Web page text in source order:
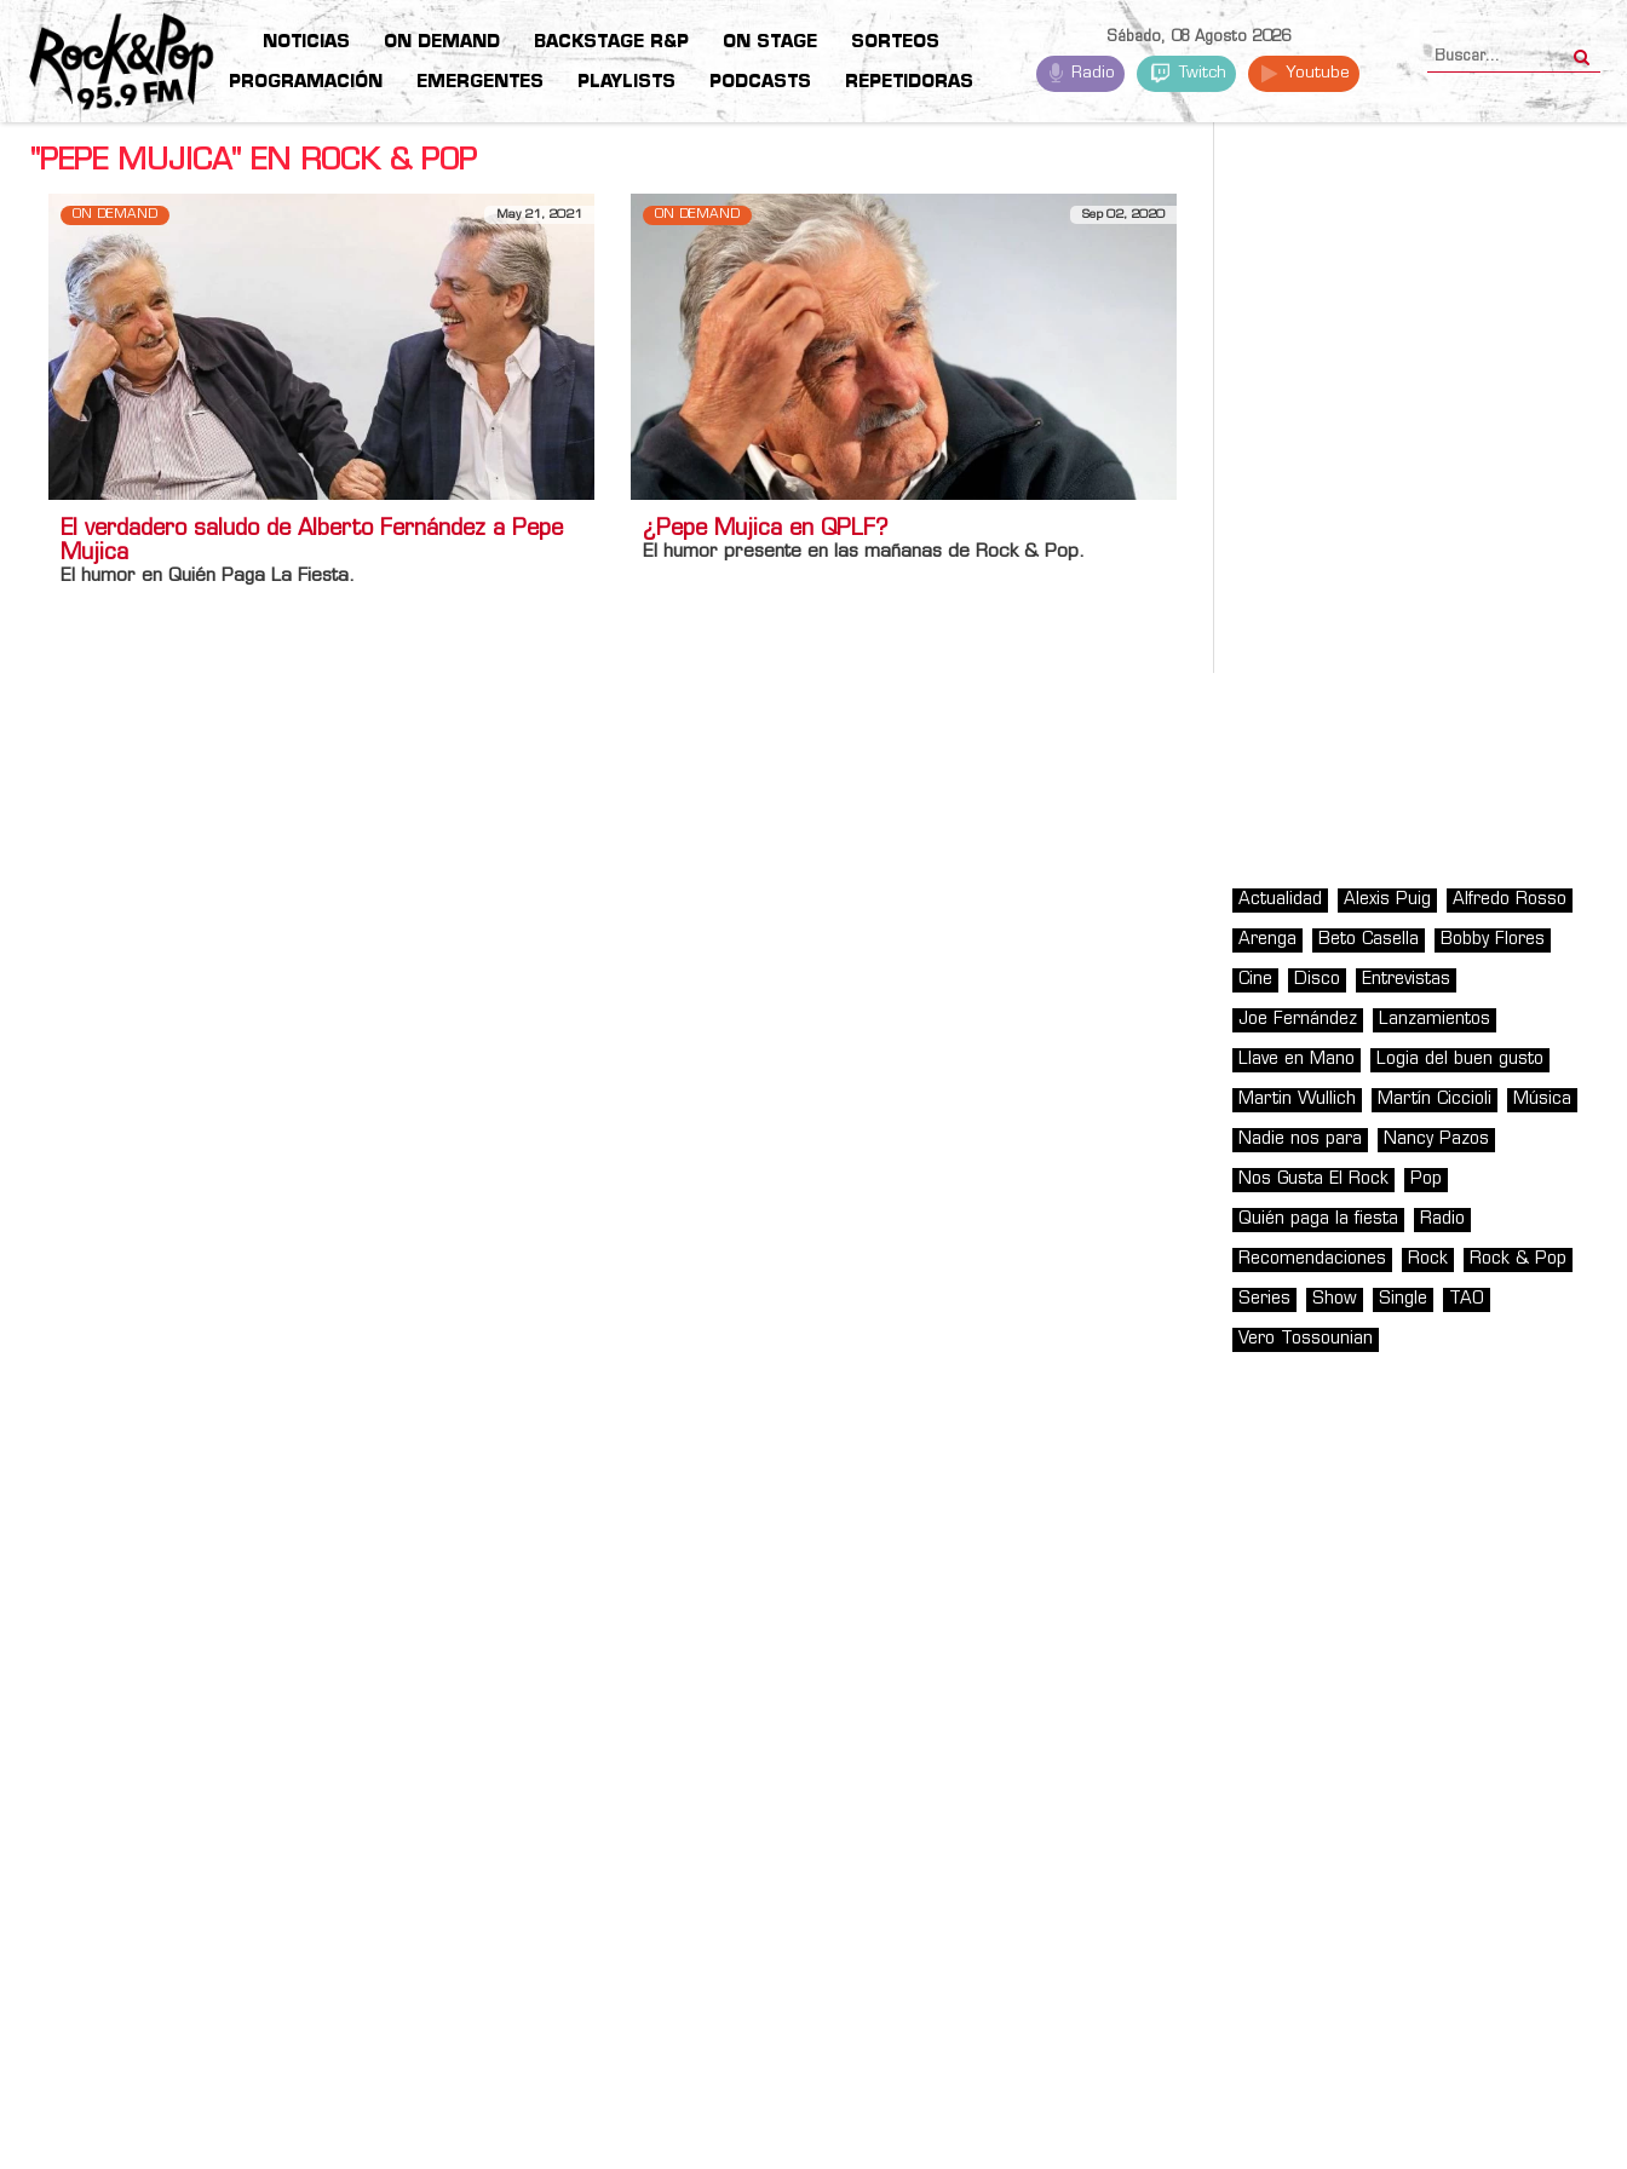
NOTICIAS ON DEMAND BACKSTAGE R&P ON STAGE SORTEOS
PROGRAMACIÓN EMERGENTES PLAYLISTS PODCASTS REPETIDORAS
Sábado, 08 Agosto 2026
Radio Twitch Youtube
"PEPE MUJICA" EN ROCK & POP
ON DEMAND May 21, 2021
El verdadero saludo de Alberto Fernández a Pepe
Mujica
El humor en Quién Paga La Fiesta.
ON DEMAND Sep 02, 2020
¿Pepe Mujica en QPLF?
El humor presente en las mañanas de Rock & Pop.
Actualidad Alexis Puig Alfredo Rosso
Arenga Beto Casella Bobby Flores
Cine Disco Entrevistas
Joe Fernández Lanzamientos
Llave en Mano Logia del buen gusto
Martin Wullich Martín Ciccioli Música
Nadie nos para Nancy Pazos
Nos Gusta El Rock Pop
Quién paga la fiesta Radio
Recomendaciones Rock Rock & Pop
Series Show Single TAO
Vero Tossounian